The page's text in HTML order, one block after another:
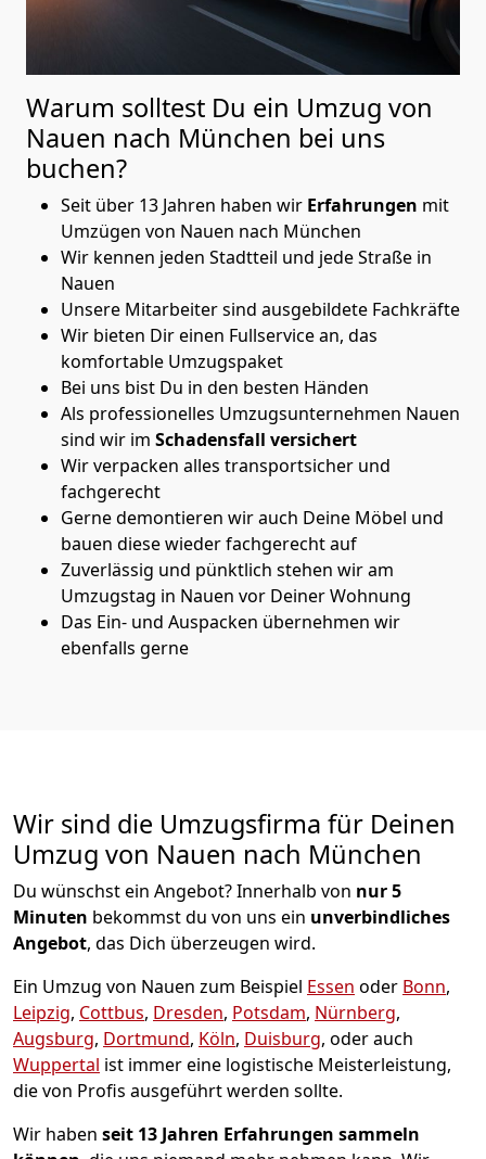
Warum solltest Du ein Umzug von
Nauen nach München bei uns
buchen?
Seit über 13 Jahren haben wir Erfahrungen mit
Umzügen von Nauen nach München
Wir kennen jeden Stadtteil und jede Straße in
Nauen
Unsere Mitarbeiter sind ausgebildete Fachkräfte
Wir bieten Dir einen Fullservice an, das
komfortable Umzugspaket
Bei uns bist Du in den besten Händen
Als professionelles Umzugsunternehmen Nauen
sind wir im Schadensfall versichert
Wir verpacken alles transportsicher und
fachgerecht
Gerne demontieren wir auch Deine Möbel und
bauen diese wieder fachgerecht auf
Zuverlässig und pünktlich stehen wir am
Umzugstag in Nauen vor Deiner Wohnung
Das Ein- und Auspacken übernehmen wir
ebenfalls gerne
Wir sind die Umzugsfirma für Deinen
Umzug von Nauen nach München
Du wünschst ein Angebot? Innerhalb von nur 5
Minuten bekommst du von uns ein unverbindliches
Angebot, das Dich überzeugen wird.
Ein Umzug von Nauen zum Beispiel Essen oder Bonn,
Leipzig, Cottbus, Dresden, Potsdam, Nürnberg,
Augsburg, Dortmund, Köln, Duisburg, oder auch
Wuppertal ist immer eine logistische Meisterleistung,
die von Profis ausgeführt werden sollte.
Wir haben seit 13 Jahren Erfahrungen sammeln